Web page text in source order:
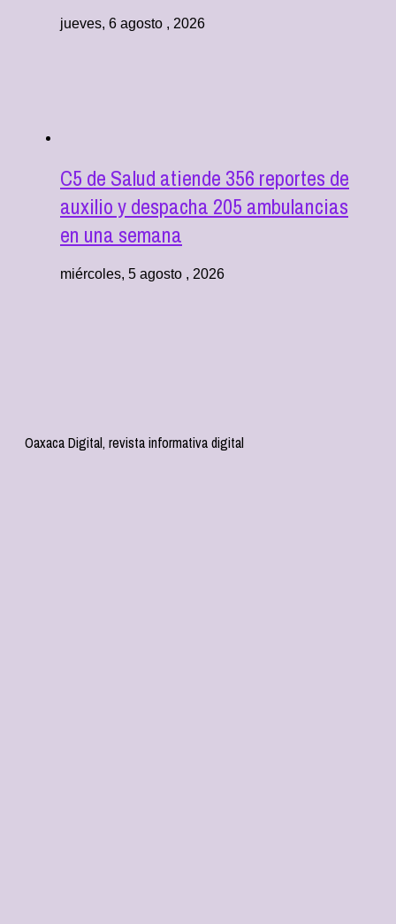
jueves, 6 agosto , 2026
C5 de Salud atiende 356 reportes de
auxilio y despacha 205 ambulancias
en una semana
miércoles, 5 agosto , 2026
Oaxaca Digital, revista informativa digital